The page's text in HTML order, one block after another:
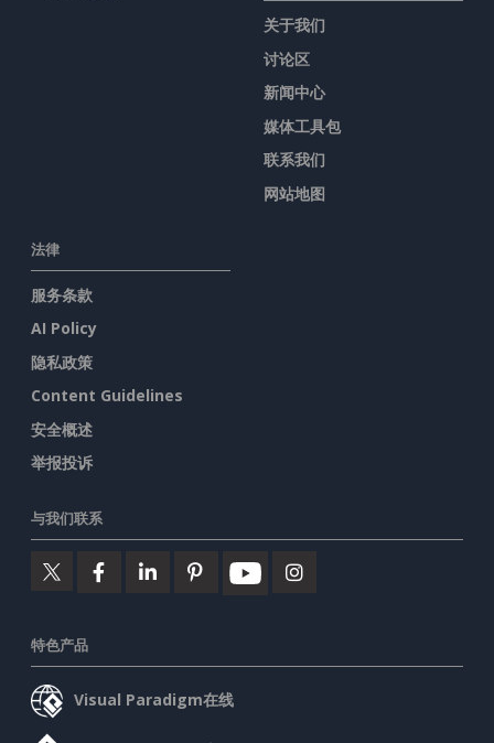
关于我们
讨论区
新闻中心
媒体工具包
联系我们
网站地图
法律
服务条款
AI Policy
隐私政策
Content Guidelines
安全概述
举报投诉
与我们联系
特色产品
Visual Paradigm在线